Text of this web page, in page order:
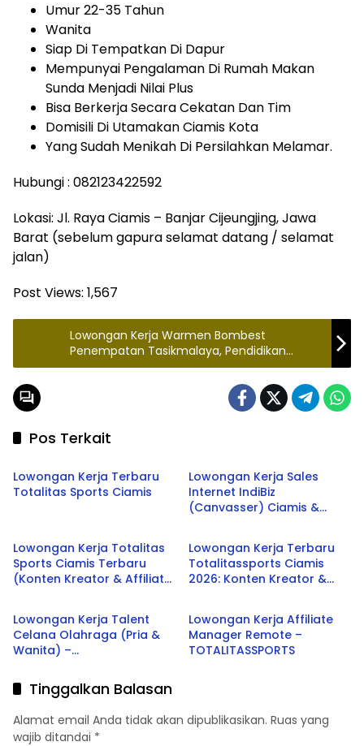
Umur 22-35 Tahun
Wanita
Siap Di Tempatkan Di Dapur
Mempunyai Pengalaman Di Rumah Makan
Sunda Menjadi Nilai Plus
Bisa Berkerja Secara Cekatan Dan Tim
Domisili Di Utamakan Ciamis Kota
Yang Sudah Menikah Di Persilahkan Melamar.
Hubungi : 082123422592
Lokasi: Jl. Raya Ciamis – Banjar Cijeungjing, Jawa
Barat (sebelum gapura selamat datang / selamat
jalan)
Post Views: 1,567
Lowongan Kerja Warmen Bombest
Penempatan Tasikmalaya, Pendidikan
Minimal SMA/SMK Sederajat
Pos Terkait
Ciamis
Lowongan Kerja Terbaru
Totalitas Sports Ciamis
Lowongan Kerja Sales
Internet IndiBiz
(Canvasser) Ciamis &
Lowongan Kerja Totalitas
Sports Ciamis Terbaru
(Konten Kreator & Affiliate
Ciamis
Lowongan Kerja Terbaru
Totalitassports Ciamis
2026: Konten Kreator &
Ciamis
Lowongan Kerja Talent
Celana Olahraga (Pria &
Wanita) –
Ciamis
Lowongan Kerja Affiliate
Manager Remote –
TOTALITASSPORTS
Tinggalkan Balasan
Alamat email Anda tidak akan dipublikasikan. Ruas yang
wajib ditandai *